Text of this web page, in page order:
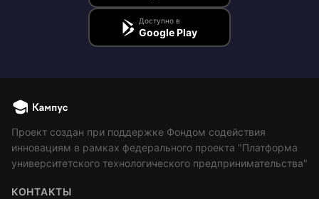
Доступно в
Google Play
Проект создан при поддержке Фондом содействия
инновациям в рамках федерального проекта "Платформа
университетского технологического предпринимательства"
КОНТАКТЫ